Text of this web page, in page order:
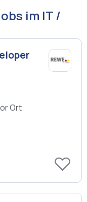
im IT /
Ort